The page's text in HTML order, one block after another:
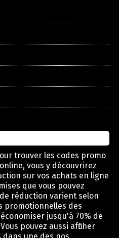
trouver les codes promo
vous y découvrirez
sur vos achats en ligne
que vous pouvez
réduction varient selon
promotionnelles des
jusqu'à 70% de
pouvez aussi afficher